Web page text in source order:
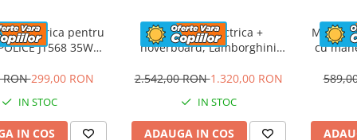
electrica pentru
JT568 35W
RON299,00 RON
IN STOC
IN COS
Masinuta electrica +
hoverboard, Lamborghini
premium, Rosu
2.542,00 RON1.320,00 RON
IN STOC
ADAUGA IN COS
cu